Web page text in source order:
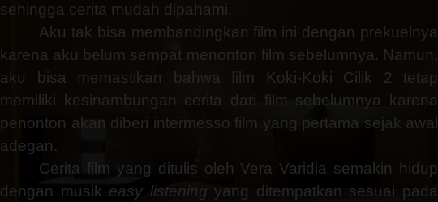
sehingga cerita mudah dipahami.
Aku tak bisa membandingkan film ini dengan prekuelnya
karena aku belum sempat menonton film sebelumnya. Namun,
aku bisa memastikan bahwa film Koki-Koki Cilik 2 tetap
memiliki kesinambungan cerita dari film sebelumnya karena
penonton akan diberi intermesso film yang pertama sejak awal
adegan.
Cerita film yang ditulis oleh Vera Varidia semakin hidup
dengan musik easy listening yang ditempatkan sesuai pada